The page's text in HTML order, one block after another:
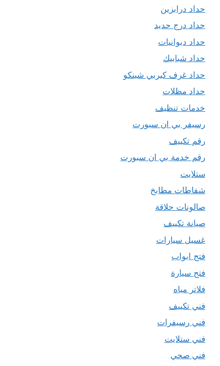
حداد درابزين
حداد درج حديد
حداد ديوانيات
حداد شبابيك
حداد غرف كيربي شينكو
حداد مظلات
خدمات تنظيف
رسيفر بي ان سبورت
رقم تكييف
رقم خدمة بي ان سبورت
ستلايت
شفاطات مطابخ
صالونات حلاقة
صيانة تكييف
غسيل سيارات
فتح ابواب
فتح سيارة
فلاتر مياه
فني تكييف
فني رسيفرات
فني ستلايت
فني صحي